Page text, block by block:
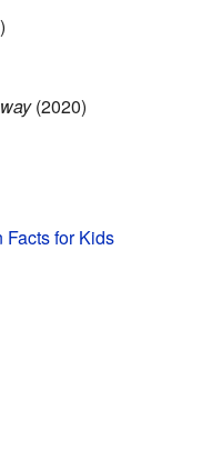
(2020)
Facts for Kids